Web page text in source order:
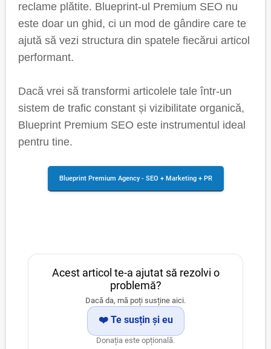
reclame plătite. Blueprint-ul Premium SEO nu
este doar un ghid, ci un mod de gândire care te
ajută să vezi structura din spatele fiecărui articol
performant.
Dacă vrei să transformi articolele tale într-un
sistem de trafic constant și vizibilitate organică,
Blueprint Premium SEO este instrumentul ideal
pentru tine.
Blueprint Premium Agency - SEO + Marketing + PR
Acest articol te-a ajutat să rezolvi o
problemă?
Dacă da, mă poți susține aici.
❤️ Te susțin și eu
Donația este opțională.